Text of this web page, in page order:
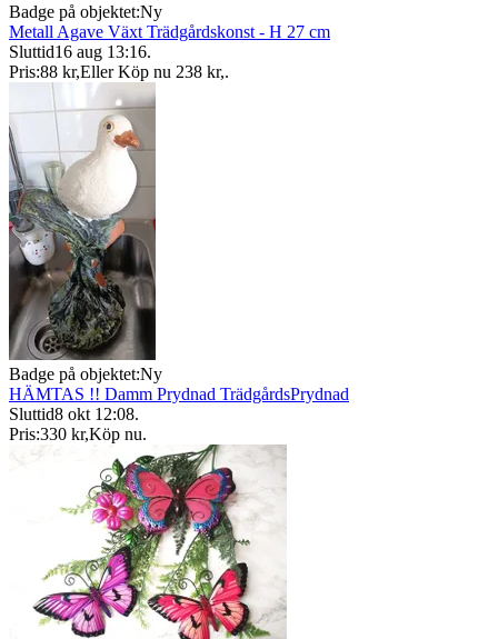
Badge på objektet:Ny
Metall Agave Växt Trädgårdskonst - H 27 cm
Sluttid16 aug 13:16.
Pris:88 kr,Eller Köp nu 238 kr,.
Badge på objektet:Ny
HÄMTAS !! Damm Prydnad TrädgårdsPrydnad
Sluttid8 okt 12:08.
Pris:330 kr,Köp nu.